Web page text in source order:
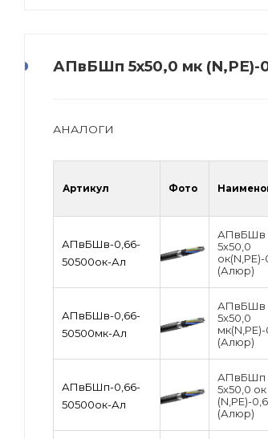
АПвБШп 5х50,0 мк
АНАЛОГИ
Артикул Фото
АПвБШв-0,66-
50500ок-Ал
АПвБШв
5х50,0
(Алюр)
АПвБШв-0,66-
50500мк-Ал
АПвБШв
5х50,0
(Алюр)
АПвБШп-0,66-
50500ок-Ал
АПвБШп
5х50,0 ок
(N,PE)-
(Алюр)